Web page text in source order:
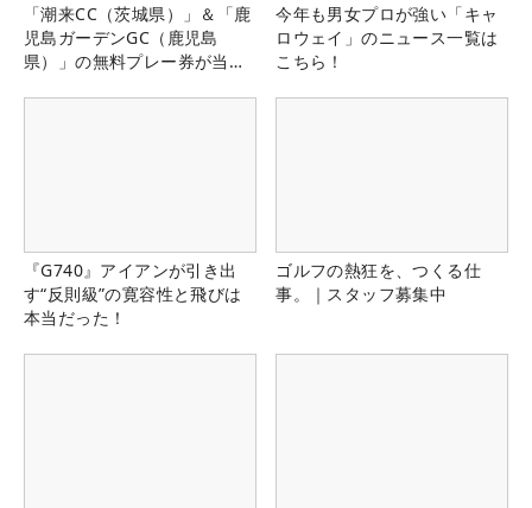
「潮来CC（茨城県）」＆「鹿
児島ガーデンGC（鹿児島
県）」の無料プレー券が当た
今年も男女プロが強い「キャ
ロウェイ」のニュース一覧は
こちら！
『G740』アイアンが引き出
す“反則級”の寛容性と飛びは
本当だった！
ゴルフの熱狂を、つくる仕
事。｜スタッフ募集中